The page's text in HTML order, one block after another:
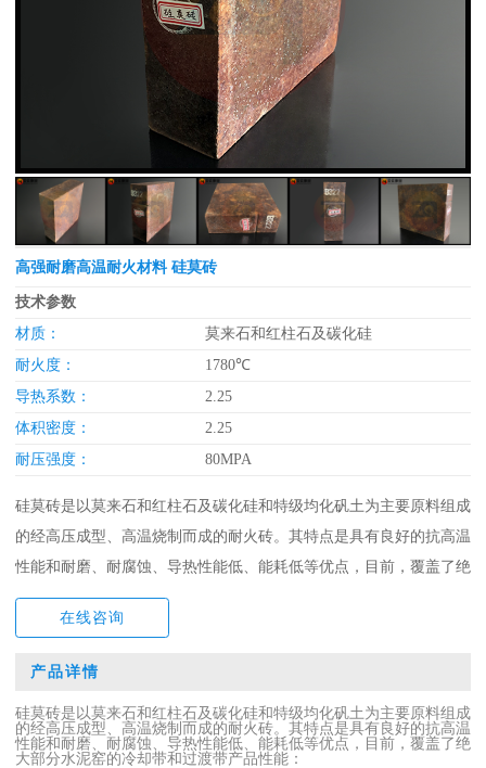
高强耐磨高温耐火材料 硅莫砖
技术参数
材质：
莫来石和红柱石及碳化硅
耐火度：
1780℃
导热系数：
2.25
体积密度：
2.25
耐压强度：
80MPA
硅莫砖是以莫来石和红柱石及碳化硅和特级均化矾土为主要原料组成
的经高压成型、高温烧制而成的耐火砖。其特点是具有良好的抗高温
性能和耐磨、耐腐蚀、导热性能低、能耗低等优点，目前，覆盖了绝
大部分水泥窑的冷却带和过渡带产品性能：
在线咨询
产品详情
硅莫砖是以莫来石和红柱石及碳化硅和特级均化矾土为主要原料组成
的经高压成型、高温烧制而成的耐火砖。其特点是具有良好的抗高温
性能和耐磨、耐腐蚀、导热性能低、能耗低等优点，目前，覆盖了绝
大部分水泥窑的冷却带和过渡带产品性能：